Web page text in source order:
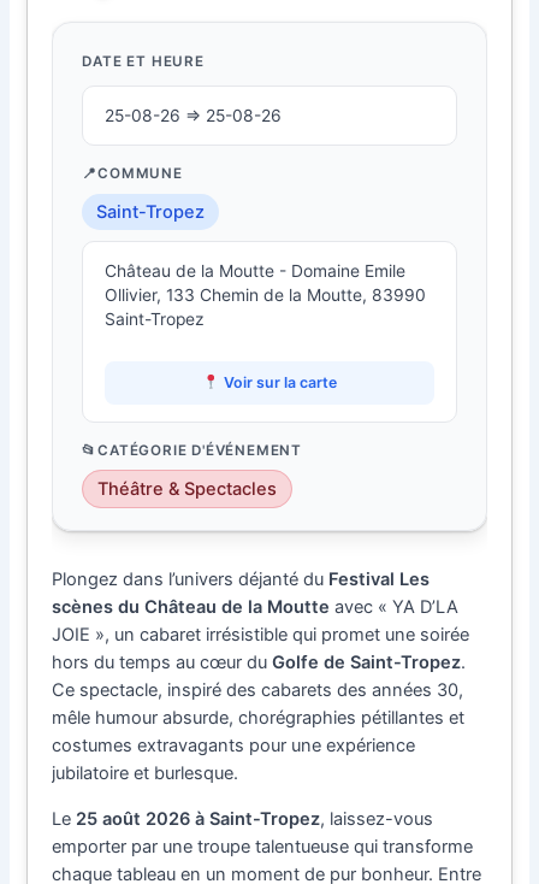
DATE ET HEURE
25-08-26 ⇒ 25-08-26
COMMUNE
Saint-Tropez
Château de la Moutte - Domaine Emile
Ollivier, 133 Chemin de la Moutte, 83990
Saint-Tropez
Voir sur la carte
CATÉGORIE D'ÉVÉNEMENT
Théâtre & Spectacles
Plongez dans l’univers déjanté du Festival Les
scènes du Château de la Moutte avec « YA D’LA
JOIE », un cabaret irrésistible qui promet une soirée
hors du temps au cœur duGolfe de Saint-Tropez.
Ce spectacle, inspiré des cabarets des années 30,
mêle humour absurde, chorégraphies pétillantes et
costumes extravagants pour une expérience
jubilatoire et burlesque.
Le 25 août 2026 à Saint-Tropez, laissez-vous
emporter par une troupe talentueuse qui transforme
chaque tableau en un moment de pur bonheur. Entre